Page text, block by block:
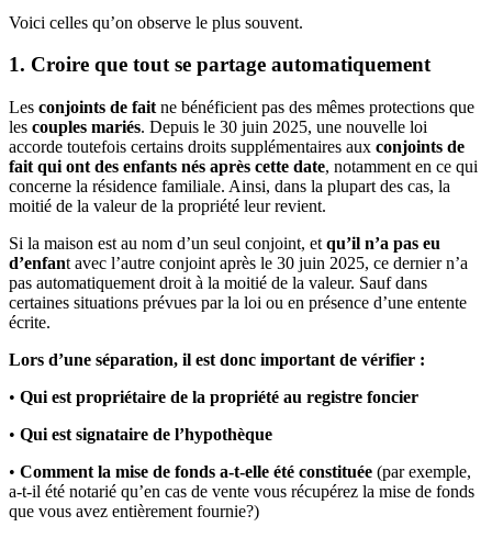
Voici celles qu’on observe le plus souvent.
1. Croire que tout se partage automatiquement
Les conjoints de fait ne bénéficient pas des mêmes protections que
les couples mariés. Depuis le 30 juin 2025, une nouvelle loi
accorde toutefois certains droits supplémentaires aux conjoints de
fait qui ont des enfants nés après cette date, notamment en ce qui
concerne la résidence familiale. Ainsi, dans la plupart des cas, la
moitié de la valeur de la propriété leur revient.
Si la maison est au nom d’un seul conjoint, et qu’il n’a pas eu
d’enfant avec l’autre conjoint après le 30 juin 2025, ce dernier n’a
pas automatiquement droit à la moitié de la valeur. Sauf dans
certaines situations prévues par la loi ou en présence d’une entente
écrite.
Lors d’une séparation, il est donc important de vérifier :
• Qui est propriétaire de la propriété au registre foncier
• Qui est signataire de l’hypothèque
• Comment la mise de fonds a-t-elle été constituée (par exemple,
a-t-il été notarié qu’en cas de vente vous récupérez la mise de fonds
que vous avez entièrement fournie?)